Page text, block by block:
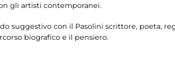
gli artisti contemporanei.
suggestivo con il Pasolini scrittore, poeta,
biografico e il pensiero.